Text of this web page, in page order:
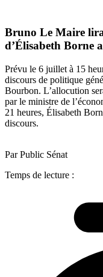
Bruno Le Maire
d’Élisabeth Borne
Prévu le 6 juillet à 15
discours de politique
Bourbon. L’allocution
par le ministre de
21 heures, Élisabeth
discours.
Par Public Sénat
Temps de lecture :